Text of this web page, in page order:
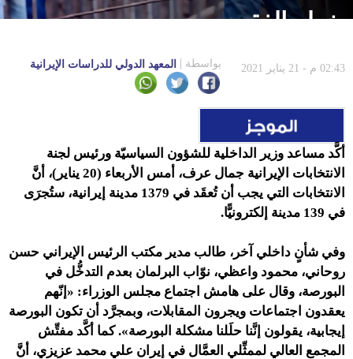
خطر الفقر
02:43 م - 21 يناير 2021 بواسطة المعهد الدولي للدراسات الإيرانية
أكَّد مساعد وزير الداخلية للشؤون السياسيّة ورئيس لجنة
الانتخابات الإيرانية جمال عرف، أمس الأربعاء (20 يناير)، أنَّ
الانتخابات التي يجب أن تُعقَد في 1379 مدينة إيرانية، ستُجرَى
في 139 مدينة إلكترونيًّا.
وفي شأنٍ داخلي آخر، طالب مدير مكتب الرئيس الإيراني حسن
روحاني، محمود واعظي، نوّاب البرلمان بعدم التدخُّل في
البورصة، وقال على هامش اجتماع مجلس الوزراء: «إنّهم
يعقدون اجتماعات ويجرون المقابلات، وبمجرَّد أن تكون البورصة
إيجابية، يقولون إنَّنا حلَلنا مشكلة البورصة». كما أكَّد مفتِّش
المجمع العالي لممثِّلي العمَّال في إيران علي محمد عزيزي، أنَّ